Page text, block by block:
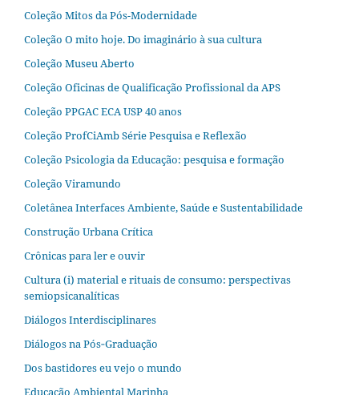
Coleção Mitos da Pós-Modernidade
Coleção O mito hoje. Do imaginário à sua cultura
Coleção Museu Aberto
Coleção Oficinas de Qualificação Profissional da APS
Coleção PPGAC ECA USP 40 anos
Coleção ProfCiAmb Série Pesquisa e Reflexão
Coleção Psicologia da Educação: pesquisa e formação
Coleção Viramundo
Coletânea Interfaces Ambiente, Saúde e Sustentabilidade
Construção Urbana Crítica
Crônicas para ler e ouvir
Cultura (i) material e rituais de consumo: perspectivas
semiopsicanalíticas
Diálogos Interdisciplinares
Diálogos na Pós‐Graduação
Dos bastidores eu vejo o mundo
Educação Ambiental Marinha